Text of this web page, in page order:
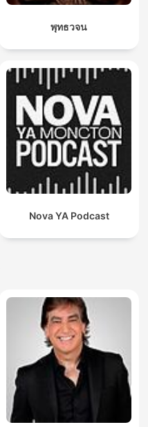
พุทธวจน
Nova YA Podcast